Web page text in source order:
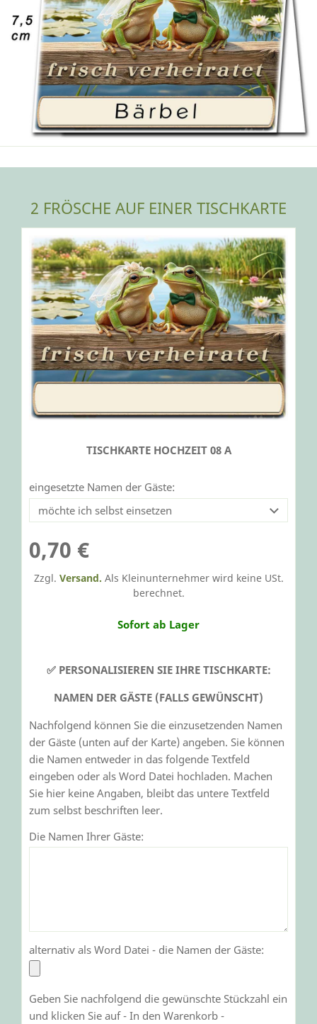
2 FRÖSCHE AUF EINER TISCHKARTE
TISCHKARTE HOCHZEIT 08 A
eingesetzte Namen der Gäste:
0,70 €
Zzgl. Versand. Als Kleinunternehmer wird keine USt.
berechnet.
Sofort ab Lager
✅ PERSONALISIEREN SIE IHRE TISCHKARTE:
NAMEN DER GÄSTE (FALLS GEWÜNSCHT)
Nachfolgend können Sie die einzusetzenden Namen
der Gäste (unten auf der Karte) angeben. Sie können
die Namen entweder in das folgende Textfeld
eingeben oder als Word Datei hochladen. Machen
Sie hier keine Angaben, bleibt das untere Textfeld
zum selbst beschriften leer.
Die Namen Ihrer Gäste:
alternativ als Word Datei - die Namen der Gäste:
Geben Sie nachfolgend die gewünschte Stückzahl ein
und klicken Sie auf - In den Warenkorb -